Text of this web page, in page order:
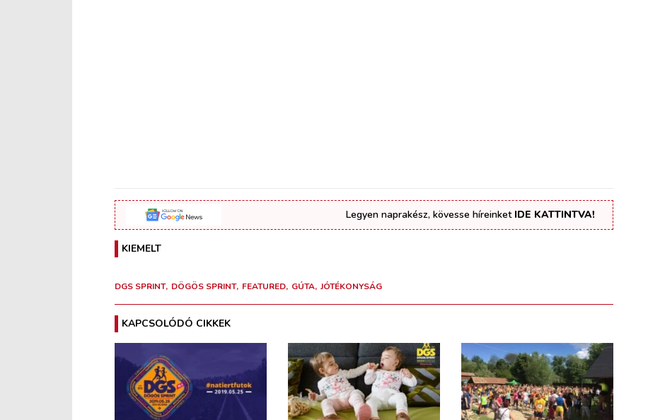
Legyen naprakész, kövesse híreinket IDE KATTINTVA!
KIEMELT
DGS SPRINT DÖGÖS SPRINT FEATURED GÚTA JÓTÉKONYSÁG
KAPCSOLÓDÓ CIKKEK